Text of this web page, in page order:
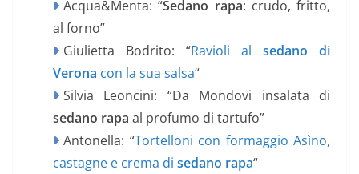
Acqua&Menta: “Sedano rapa: crudo, fritto,
al forno”
Giulietta Bodrito: “Ravioli al sedano di
Verona con la sua salsa“
Silvia Leoncini: “Da Mondovi insalata di
sedano rapa al profumo di tartufo”
Antonella: “Tortelloni con formaggio Asìno,
castagne e crema di sedano rapa“